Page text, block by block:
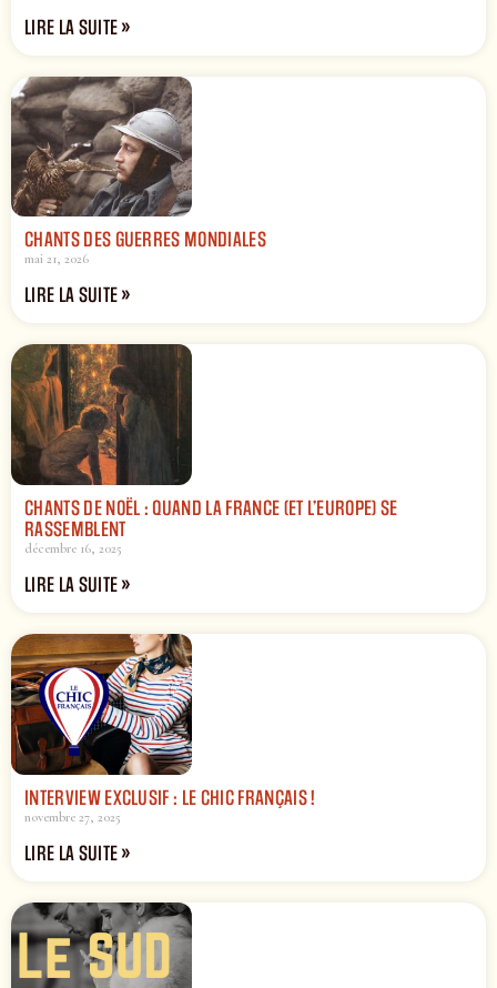
LIRE LA SUITE »
CHANTS DES GUERRES MONDIALES
mai 21, 2026
LIRE LA SUITE »
CHANTS DE NOËL : QUAND LA FRANCE (ET L’EUROPE) SE
RASSEMBLENT
décembre 16, 2025
LIRE LA SUITE »
INTERVIEW EXCLUSIF : LE CHIC FRANÇAIS !
novembre 27, 2025
LIRE LA SUITE »